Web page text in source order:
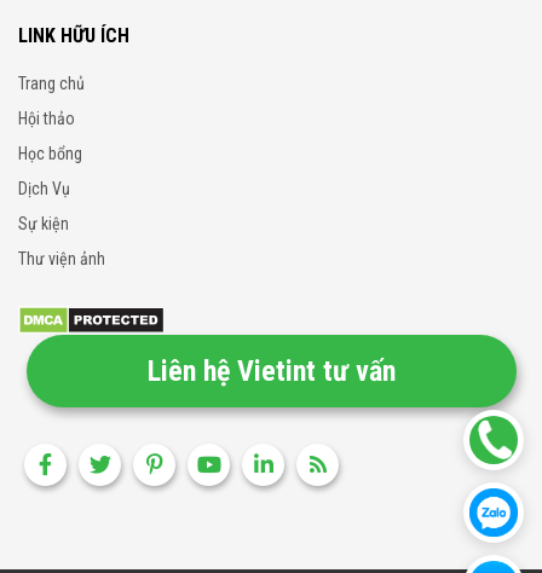
LINK HỮU ÍCH
Trang chủ
Hội thảo
Học bổng
Dịch Vụ
Sự kiện
Thư viện ảnh
Liên hệ Vietint tư vấn